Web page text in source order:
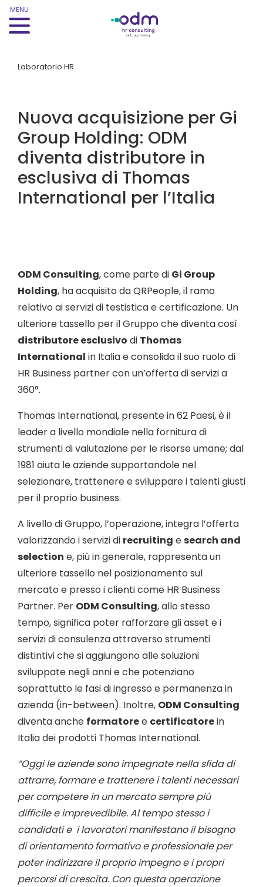
MENU
Laboratorio HR
Nuova acquisizione per Gi
Group Holding: ODM
diventa distributore in
esclusiva di Thomas
International per l’Italia
ODM Consulting, come parte di Gi Group
Holding, ha acquisito da QRPeople, il ramo
relativo ai servizi di testistica e certificazione. Un
ulteriore tassello per il Gruppo che diventa così
distributore esclusivo di Thomas
International in Italia e consolida il suo ruolo di
HR Business partner con un’offerta di servizi a
360°.
Thomas International, presente in 62 Paesi, è il
leader a livello mondiale nella fornitura di
strumenti di valutazione per le risorse umane; dal
1981 aiuta le aziende supportandole nel
selezionare, trattenere e sviluppare i talenti giusti
per il proprio business.
A livello di Gruppo, l’operazione, integra l’offerta
valorizzando i servizi di recruiting esearch and
selection e, più in generale, rappresenta un
ulteriore tassello nel posizionamento sul
mercato e presso i clienti come HR Business
Partner. Per ODM Consulting, allo stesso
tempo, significa poter rafforzare gli asset e i
servizi di consulenza attraverso strumenti
distintivi che si aggiungono alle soluzioni
sviluppate negli anni e che potenziano
soprattutto le fasi di ingresso e permanenza in
azienda (in-between). Inoltre, ODM Consulting
diventa anche formatoree certificatorein
Italia dei prodotti Thomas International.
“Oggi le aziende sono impegnate nella sfida di
attrarre, formare e trattenere i talenti necessari
per competere in un mercato sempre più
difficile e imprevedibile. Al tempo stesso i
candidati e i lavoratori manifestano il bisogno
di orientamento formativo e professionale per
poter indirizzare il proprio impegno e i propri
percorsi di crescita. Con questa operazione